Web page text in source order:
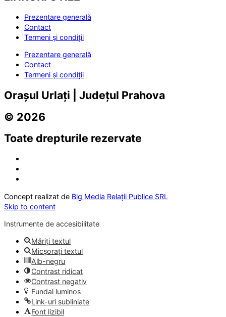
Prezentare generală
Contact
Termeni și condiții
Prezentare generală
Contact
Termeni și condiții
Orașul Urlați | Județul Prahova
© 2026
Toate drepturile rezervate
Concept realizat de Big Media Relații Publice SRL
Skip to content
Instrumente de accesibilitate
Măriți textul
Micșorați textul
Alb-negru
Contrast ridicat
Contrast negativ
Fundal luminos
Link-uri subliniate
Font lizibil